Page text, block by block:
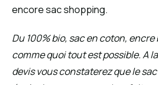
encore sac shopping.
Du 100% bio, sac en coton,
comme quoi tout est possible. A
devis vous constaterez que le